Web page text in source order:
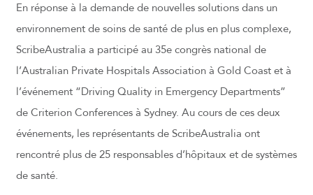
En réponse à la demande de nouvelles solutions dans un
environnement de soins de santé de plus en plus complexe,
ScribeAustralia a participé au 35e congrès national de
l’Australian Private Hospitals Association à Gold Coast et à
l’événement “Driving Quality in Emergency Departments”
de Criterion Conferences à Sydney. Au cours de ces deux
événements, les représentants de ScribeAustralia ont
rencontré plus de 25 responsables d’hôpitaux et de systèmes
de santé.